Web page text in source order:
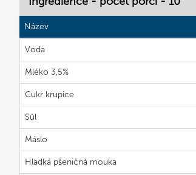
Název
Voda
Mléko 3,5%
Cukr krupice
Sůl
Máslo
Hladká pšeničná mouka